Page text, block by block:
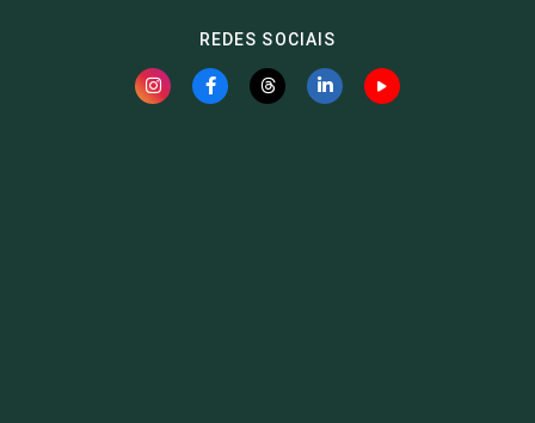
REDES SOCIAIS